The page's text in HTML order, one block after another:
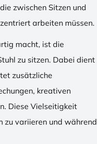
zwischen Sitzen und
arbeiten müssen.
macht, ist die
zu sitzen. Dabei dient
zusätzliche
kreativen
Diese Vielseitigkeit
zu variieren und während